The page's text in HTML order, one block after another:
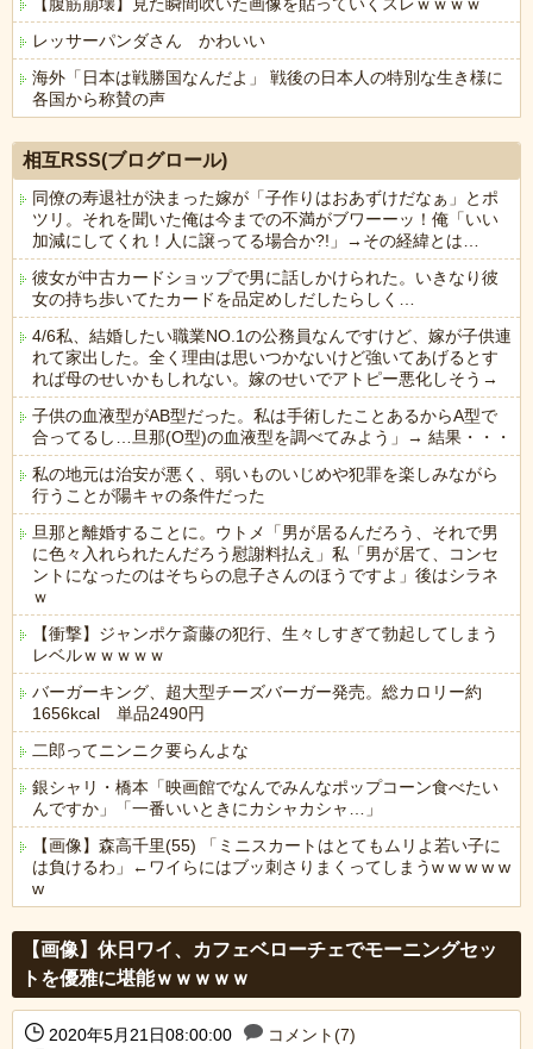
【腹筋崩壊】見た瞬間吹いた画像を貼っていくスレｗｗｗｗ
レッサーパンダさん かわいい
海外「日本は戦勝国なんだよ」 戦後の日本人の特別な生き様に
各国から称賛の声
相互RSS(ブログロール)
同僚の寿退社が決まった嫁が「子作りはおあずけだなぁ」とポ
ツリ。それを聞いた俺は今までの不満がブワーーッ！俺「いい
加減にしてくれ！人に譲ってる場合か?!」→その経緯とは…
彼女が中古カードショップで男に話しかけられた。いきなり彼
女の持ち歩いてたカードを品定めしだしたらしく…
4/6私、結婚したい職業NO.1の公務員なんですけど、嫁が子供連
れて家出した。全く理由は思いつかないけど強いてあげるとす
れば母のせいかもしれない。嫁のせいでアトピー悪化しそう→
子供の血液型がAB型だった。私は手術したことあるからA型で
合ってるし…旦那(O型)の血液型を調べてみよう」→ 結果・・・
私の地元は治安が悪く、弱いものいじめや犯罪を楽しみながら
行うことが陽キャの条件だった
旦那と離婚することに。ウトメ「男が居るんだろう、それで男
に色々入れられたんだろう慰謝料払え」私「男が居て、コンセ
ントになったのはそちらの息子さんのほうですよ」後はシラネ
ｗ
【衝撃】ジャンポケ斎藤の犯行、生々しすぎて勃起してしまう
レベルｗｗｗｗｗ
バーガーキング、超大型チーズバーガー発売。総カロリー約
1656kcal 単品2490円
二郎ってニンニク要らんよな
銀シャリ・橋本「映画館でなんでみんなポップコーン食べたい
んですか」「一番いいときにカシャカシャ…」
【画像】森高千里(55) 「ミニスカートはとてもムリよ若い子に
は負けるわ」←ワイらにはブッ刺さりまくってしまうw w w w w
w
【画像】休日ワイ、カフェベローチェでモーニングセッ
トを優雅に堪能ｗｗｗｗｗ
2020年5月21日08:00:00
コメント(7)